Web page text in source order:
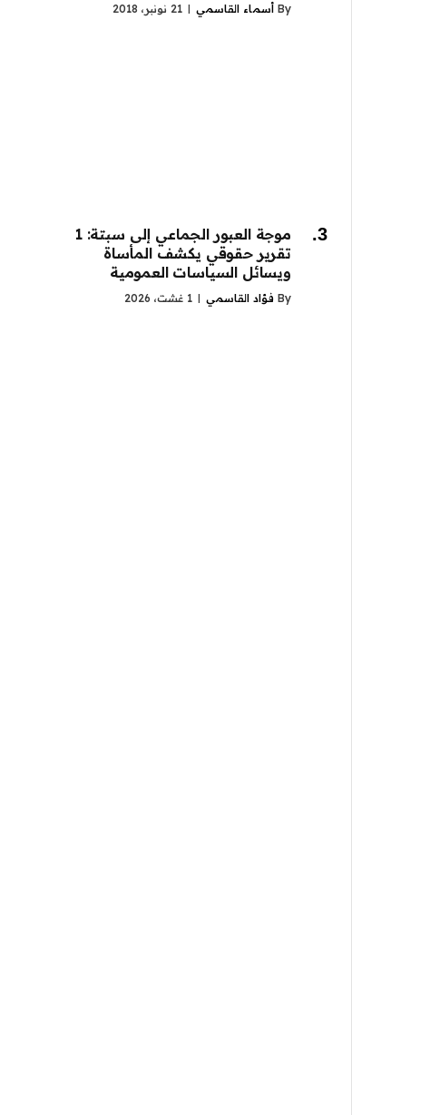
By أسماء القاسمي 21 نونبر، 2018
موجة العبور الجماعي إلى سبتة: 1
تقرير حقوقي يكشف المأساة
ويسائل السياسات العمومية
By فؤاد القاسمي 1 غشت، 2026